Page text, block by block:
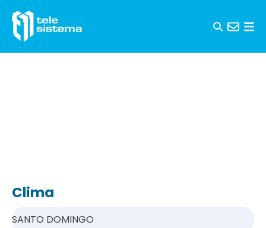
Clima
SANTO DOMINGO